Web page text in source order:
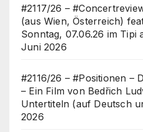
#2117/26 –
(aus Wien, Österreich)
Sonntag, 07.06.26 im Tipi
Juni 2026
#2116/26 – #Positionen –
– Ein Film von Bedřich
Untertiteln (auf Deutsch
2026